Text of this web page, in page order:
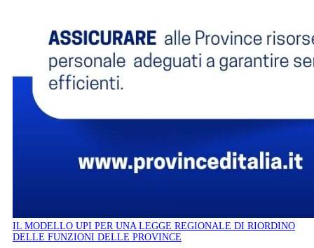
IL MODELLO UPI PER UNA LEGGE REGIONALE DI RIORDINO
DELLE FUNZIONI DELLE PROVINCE